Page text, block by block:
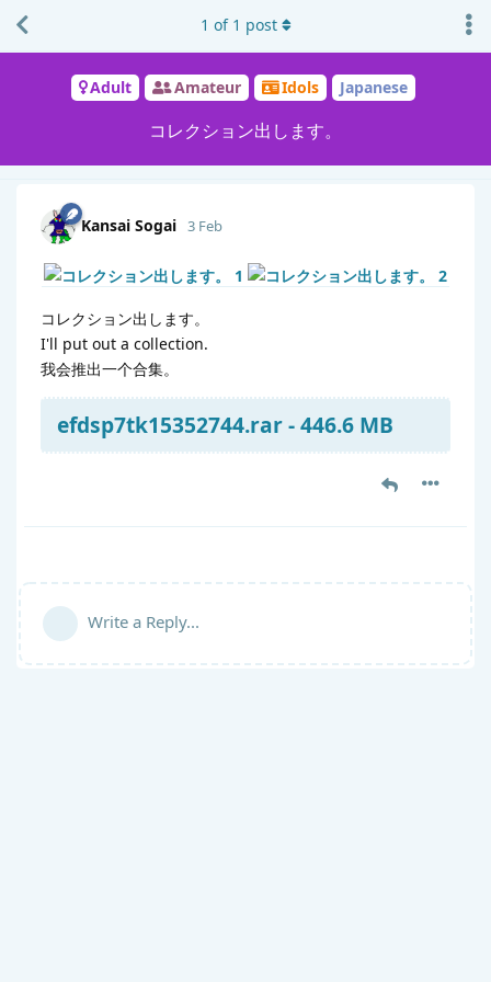
Adult Amateur Idols Japanese
コレクション出します。
1 of 1 post
Kansai Sogai 3 Feb
コレクション出します。
I'll put out a collection.
我会推出一个合集。
efdsp7tk15352744.rar - 446.6 MB
Write a Reply...